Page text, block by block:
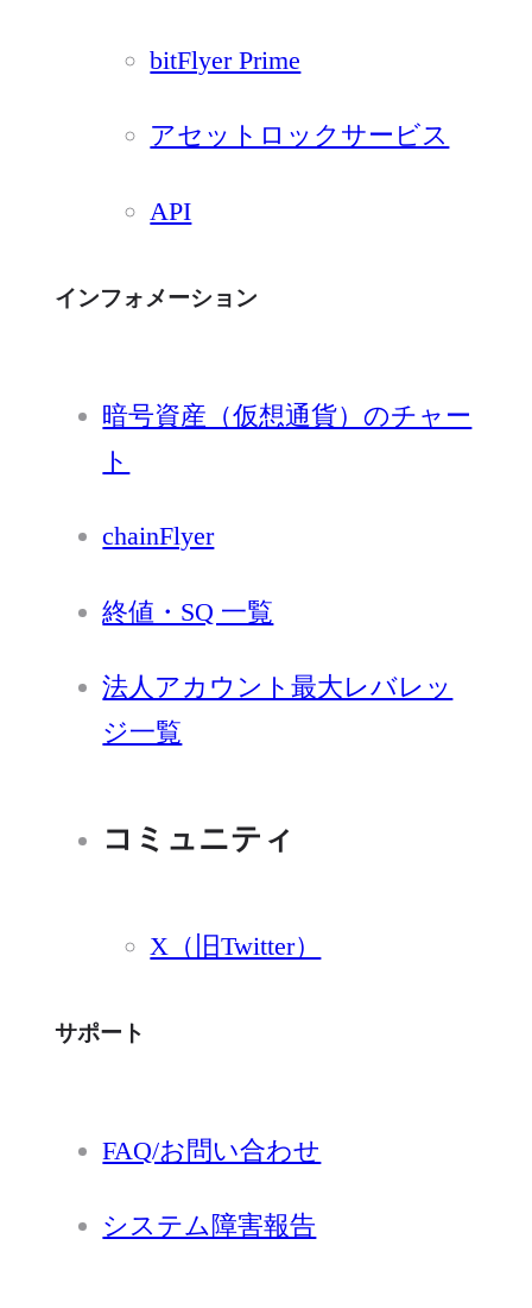
bitFlyer Prime
アセットロックサービス
API
インフォメーション
暗号資産（仮想通貨）のチャー
ト
chainFlyer
終値・SQ 一覧
法人アカウント最大レバレッ
ジ一覧
コミュニティ
X（旧Twitter）
サポート
FAQ/お問い合わせ
システム障害報告